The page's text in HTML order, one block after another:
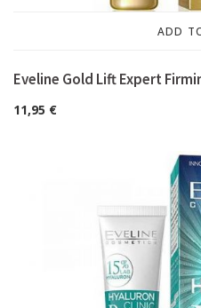
ADD
Eveline Gold Lift Expert
11,95 €